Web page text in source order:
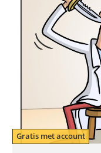
Gratis met account